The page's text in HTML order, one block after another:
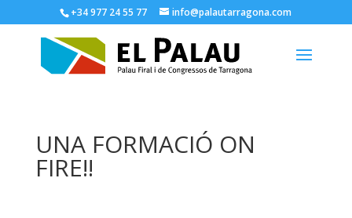
+34 977 24 55 77 info@palautarragona.com
UNA FORMACIÓ ON
FIRE!!